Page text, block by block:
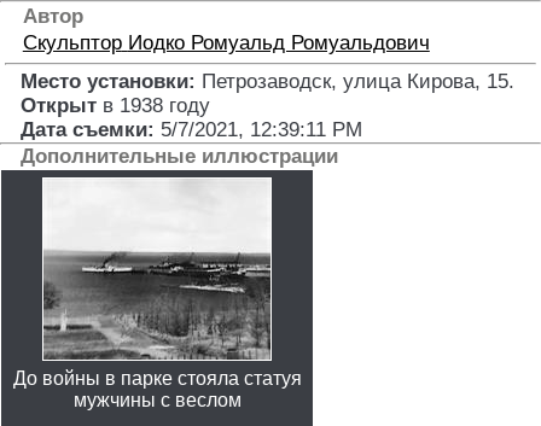
Автор
Скульптор Иодко Ромуальд Ромуальдович
Место установки: Петрозаводск, улица Кирова, 15.
Открыт в 1938 году
Дата съемки: 5/7/2021, 12:39:11 PM
Дополнительные иллюстрации
До войны в парке стояла статуя
мужчины с веслом